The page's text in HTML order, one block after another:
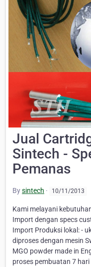
Jual
Sintech -
Pemanas
Bysintech · 10/11/2013
Kami melayani
Import dengan specs
Import Produksi lokal: -
diproses dengan mesin
MGO powder made in
proses pembuatan 7